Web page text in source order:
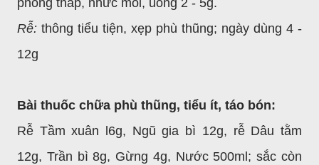
phong thấp, nhức mỏi, uống 2 - 5g.
Rễ: thông tiểu tiện, xẹp phù thũng; ngày dùng 4 -
12g
Bài thuốc chữa phù thũng, tiểu ít, táo bón:
Rễ Tầm xuân l6g, Ngũ gia bì 12g, rễ Dâu tằm
12g, Trần bì 8g, Gừng 4g, Nước 500ml; sắc còn